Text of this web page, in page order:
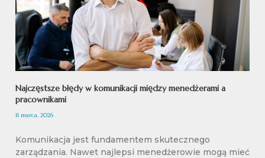
Najczęstsze błędy w komunikacji między menedżerami a
pracownikami
11 marca, 2026
Komunikacja jest fundamentem skutecznego
zarządzania. Nawet najlepsi menedżerowie mogą mieć